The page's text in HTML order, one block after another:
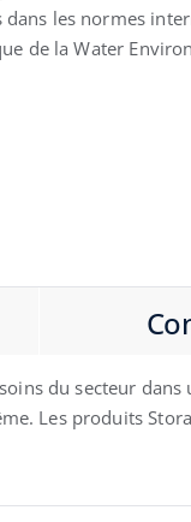
les normes
de la Water
du secteur dans
Les produits